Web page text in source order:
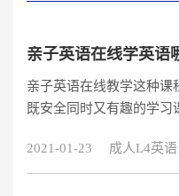
亲子英语在线教学这种课
既安全同时又有趣的学习
亲子英语在线学英语哪家
好，说说我推荐阿卡索外
2021-01-23 成人L4英